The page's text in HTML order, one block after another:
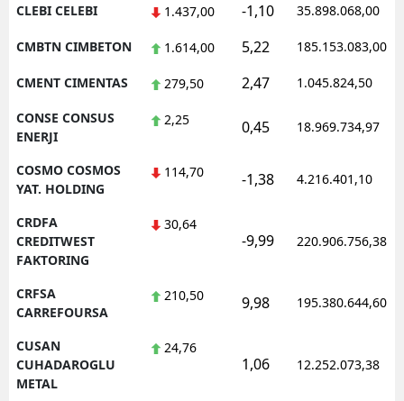
CLEBI CELEBI 1.437,00 -1,10 35.898.068,00
CMBTN CIMBETON 1.614,00 5,22 185.153.083,00
CMENT CIMENTAS 279,50 2,47 1.045.824,50
CONSE CONSUS
ENERJI
2,25 0,45 18.969.734,97
COSMO COSMOS
YAT. HOLDING
114,70 -1,38 4.216.401,10
CRDFA
CREDITWEST
FAKTORING
30,64
-9,99 220.906.756,38
CRFSA
CARREFOURSA
210,50 9,98 195.380.644,60
CUSAN
CUHADAROGLU
METAL
24,76
1,06 12.252.073,38